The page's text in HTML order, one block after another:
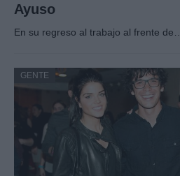
Ayuso
En su regreso al trabajo al frente de…
GENTE